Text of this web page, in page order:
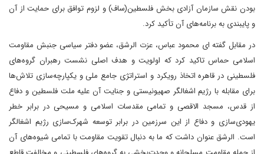
بودن نقش سازمان آزادی بخش فلسطین(ساف) و لزوم توافق برای حمایت از آن
و پایبندی به برنامه‌های آن تأکید کرد.
در مقابل گفته ای محمود عباس، عزت الرشق، عضو دفتر سیاسی جنبش مقاومت
اسلامی حماس تاکید کرد که اولویت و هدف اصلی نشست رهبران گروه‌های
فلسطینی در قاهره اتخاذ رویکرد و استراتژی جامع ملی و یکپارچه‌سازی تلاش‌ها
برای مقابله با رژیم اشغالگر صهیونیستی و جنایت آن علیه ملت فلسطین و دفاع
از قدس، مسجد الاقصی و تمامی مقدسات اسلامی و مسیحی در برابر خطر
یهودی‌سازی و دفاع از این سرزمین در برابر توسعه شهرک‌سازی رژیم اشغالگر
است. الرشق عنوان داشت که ما به دنبال تقویت مقاومت با تمامی شیوه‌های آن